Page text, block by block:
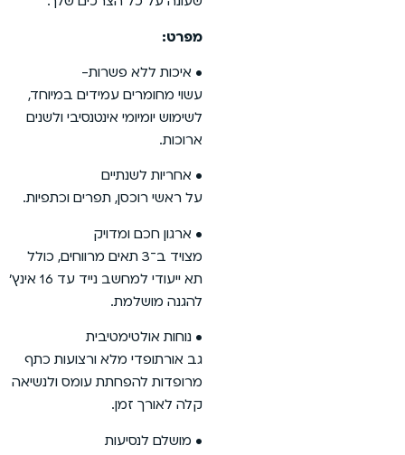
מפרט:
• איכות ללא פשרות-
עשוי מחומרים עמידים במיוחד,
לשימוש יומיומי אינטנסיבי ולשנים
ארוכות.
• אחריות לשנתיים
על ראשי רוכסן, תפרים וכתפיות.
• ארגון חכם ומדויק
מצויד ב־3 תאים מרווחים, כולל
תא ייעודי למחשב נייד עד 16 אינץ’
להגנה מושלמת.
• נוחות אולטימטיבית
גב אורתופדי מלא ורצועות כתף
מרופדות להפחתת עומס ולנשיאה
קלה לאורך זמן.
• מושלם לנסיעות